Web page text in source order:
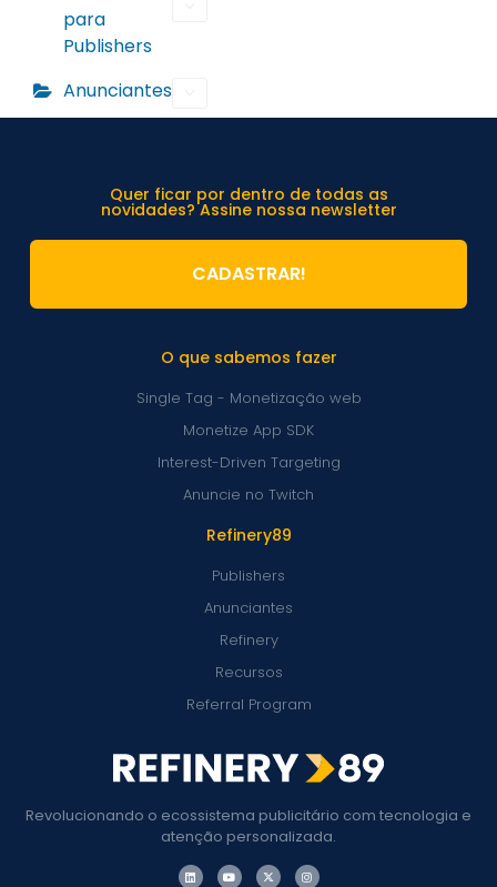
para
Publishers
Anunciantes
Revolucionando o ecossistema publicitário com tecnologia e
atenção personalizada.
Refinery89
Publishers
Anunciantes
Refinery
Recursos
Referral Program
O que sabemos fazer
Single Tag - Monetização web
Monetize App SDK
Interest-Driven Targeting
Anuncie no Twitch
Quer ficar por dentro de todas as
novidades? Assine nossa newsletter
CADASTRAR!